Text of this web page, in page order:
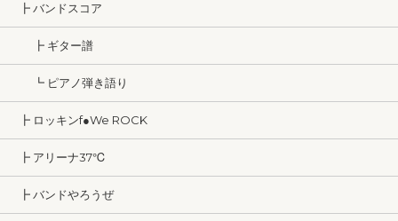
┣ バンドスコア
┣ ギター譜
┗ ピアノ弾き語り
┣ ロッキンf●We ROCK
┣ アリーナ37℃
┣ バンドやろうぜ